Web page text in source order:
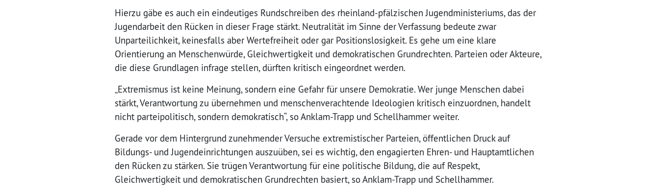
Hierzu gäbe es auch ein eindeutiges Rundschreiben des rheinland-pfälzischen Jugendministeriums, das der
Jugendarbeit den Rücken in dieser Frage stärkt. Neutralität im Sinne der Verfassung bedeute zwar
Unparteilichkeit, keinesfalls aber Wertefreiheit oder gar Positionslosigkeit. Es gehe um eine klare
Orientierung an Menschenwürde, Gleichwertigkeit und demokratischen Grundrechten. Parteien oder Akteure,
die diese Grundlagen infrage stellen, dürften kritisch eingeordnet werden.
„Extremismus ist keine Meinung, sondern eine Gefahr für unsere Demokratie. Wer junge Menschen dabei
stärkt, Verantwortung zu übernehmen und menschenverachtende Ideologien kritisch einzuordnen, handelt
nicht parteipolitisch, sondern demokratisch“, so Anklam-Trapp und Schellhammer weiter.
Gerade vor dem Hintergrund zunehmender Versuche extremistischer Parteien, öffentlichen Druck auf
Bildungs- und Jugendeinrichtungen auszuüben, sei es wichtig, den engagierten Ehren- und Hauptamtlichen
den Rücken zu stärken. Sie trügen Verantwortung für eine politische Bildung, die auf Respekt,
Gleichwertigkeit und demokratischen Grundrechten basiert, so Anklam-Trapp und Schellhammer.